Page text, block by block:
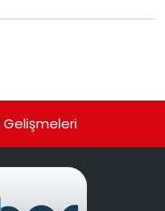
Gelişmeleri